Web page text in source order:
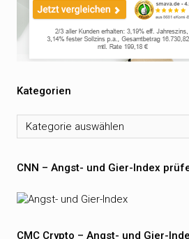
Kategorien
Kategorien
CNN – Angst- und Gier-Index
CMC Crypto – Angst- und Gier-